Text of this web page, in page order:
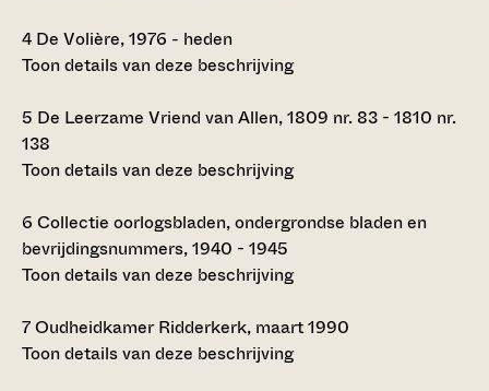
4 De Volière, 1976 - heden
Toon details van deze beschrijving
5 De Leerzame Vriend van Allen, 1809 nr. 83 - 1810 nr.
138
Toon details van deze beschrijving
6 Collectie oorlogsbladen, ondergrondse bladen en
bevrijdingsnummers, 1940 - 1945
Toon details van deze beschrijving
7Oudheidkamer Ridderkerk, maart 1990
Toon details van deze beschrijving